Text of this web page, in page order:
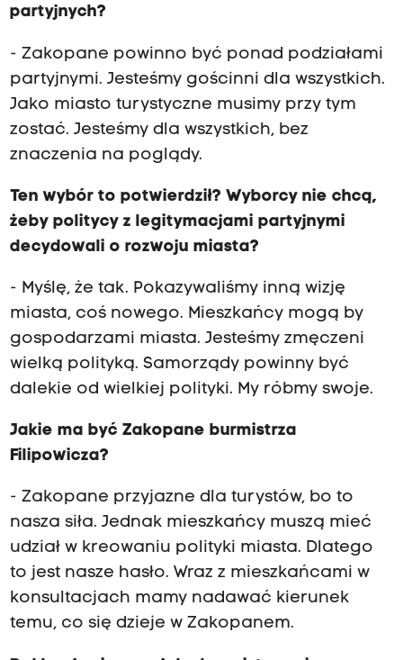
partyjnych?
- Zakopane powinno być ponad podziałami
partyjnymi. Jesteśmy gościnni dla wszystkich.
Jako miasto turystyczne musimy przy tym
zostać. Jesteśmy dla wszystkich, bez
znaczenia na poglądy.
Ten wybór to potwierdził? Wyborcy nie chcą,
żeby politycy z legitymacjami partyjnymi
decydowali o rozwoju miasta?
- Myślę, że tak. Pokazywaliśmy inną wizję
miasta, coś nowego. Mieszkańcy mogą by
gospodarzami miasta. Jesteśmy zmęczeni
wielką polityką. Samorządy powinny być
dalekie od wielkiej polityki. My róbmy swoje.
Jakie ma być Zakopane burmistrza
Filipowicza?
- Zakopane przyjazne dla turystów, bo to
nasza siła. Jednak mieszkańcy muszą mieć
udział w kreowaniu polityki miasta. Dlatego
to jest nasze hasło. Wraz z mieszkańcami w
konsultacjach mamy nadawać kierunek
temu, co się dzieje w Zakopanem.